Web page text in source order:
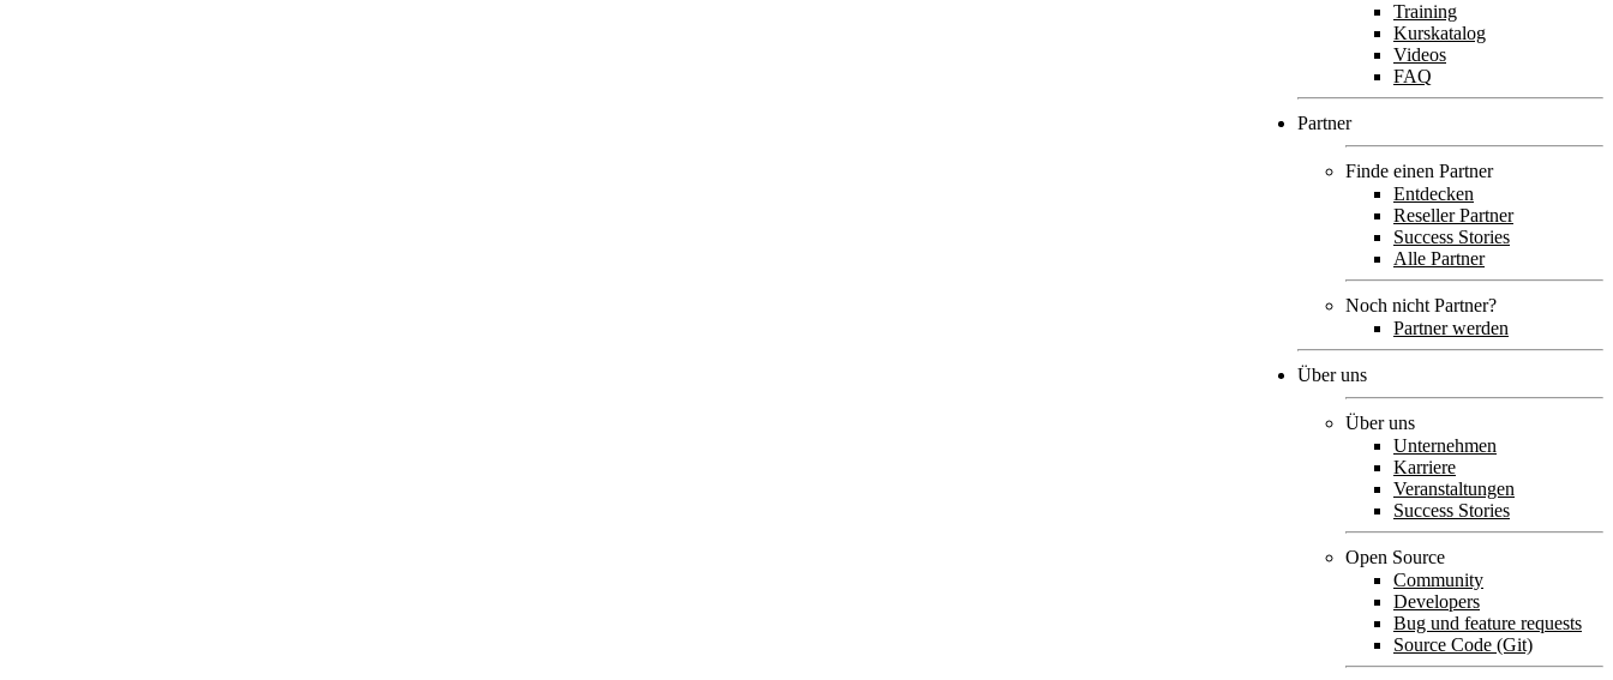
Training
Kurskatalog
Videos
FAQ
Partner
Finde einen Partner
Entdecken
Reseller Partner
Success Stories
Alle Partner
Noch nicht Partner?
Partner werden
Über uns
Über uns
Unternehmen
Karriere
Veranstaltungen
Success Stories
Open Source
Community
Developers
Bug und feature requests
Source Code (Git)